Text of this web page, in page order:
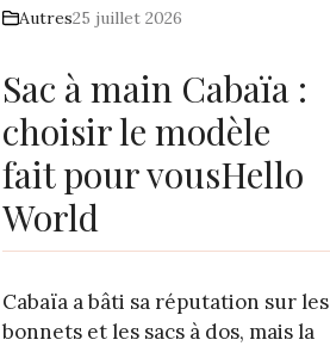
Autres25 juillet 2026
Sac à main Cabaïa :
choisir le modèle
fait pour vousHello
World
Cabaïa a bâti sa réputation sur les
bonnets et les sacs à dos, mais la